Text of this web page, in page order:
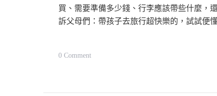
買、需要準備多少錢、行李應該帶些什麼，
訴父母們：帶孩子去旅行超快樂的，試試便懂
0 CommentOn